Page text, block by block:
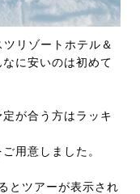
リゾートホテル＆
に安いのは初めて
が合う方はラッキ
用意しました。
とツアーが表示され